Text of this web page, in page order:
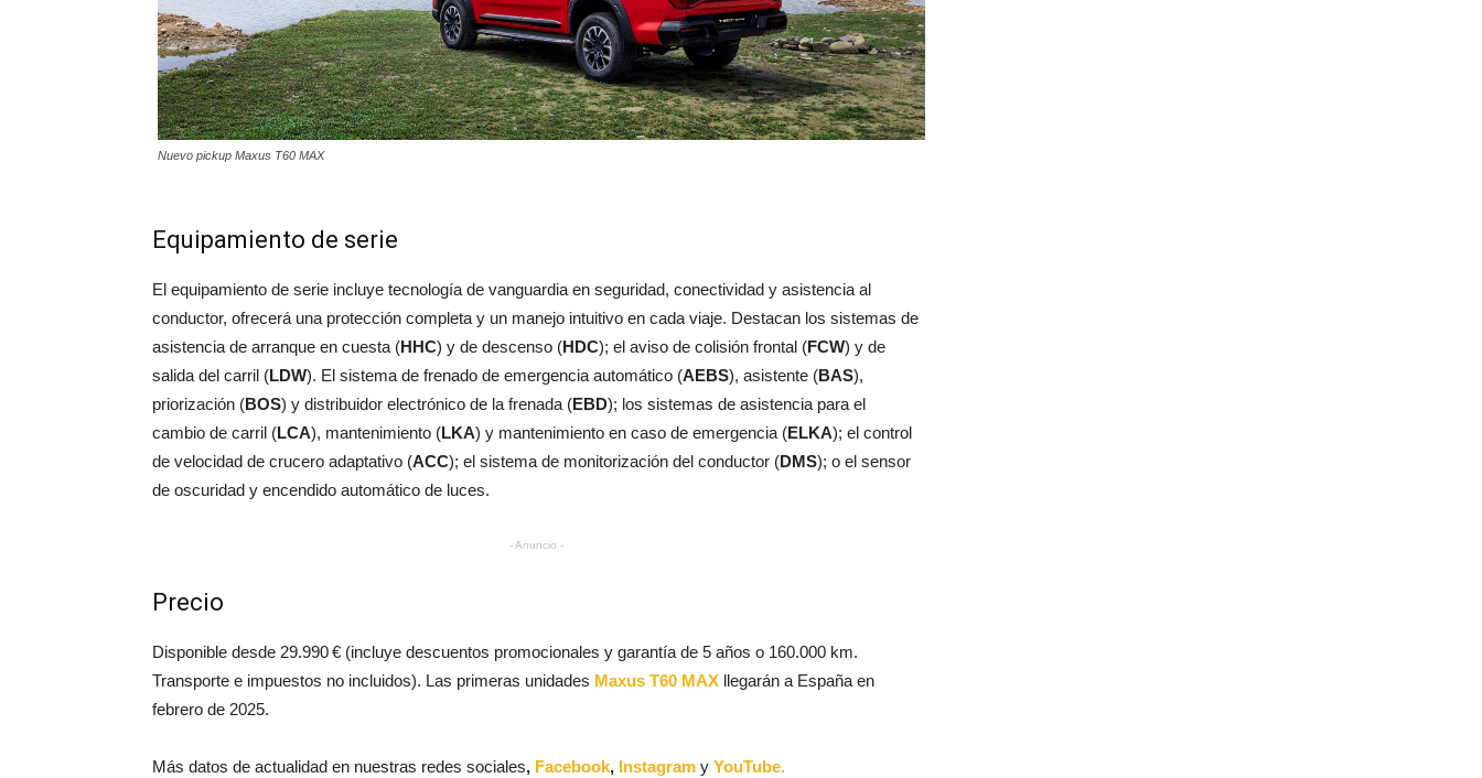
Nuevo pickup Maxus T60 MAX
Equipamiento de serie
El equipamiento de serie incluye tecnología de vanguardia en seguridad, conectividad y asistencia al
conductor, ofrecerá una protección completa y un manejo intuitivo en cada viaje. Destacan los sistemas de
asistencia de arranque en cuesta (HHC) y de descenso (HDC); el aviso de colisión frontal (FCW) y de
salida del carril (LDW). El sistema de frenado de emergencia automático (AEBS), asistente (BAS),
priorización (BOS) y distribuidor electrónico de la frenada (EBD); los sistemas de asistencia para el
cambio de carril (LCA), mantenimiento (LKA) y mantenimiento en caso de emergencia (ELKA); el control
de velocidad de crucero adaptativo (ACC); el sistema de monitorización del conductor (DMS); o el sensor
de oscuridad y encendido automático de luces.
- Anuncio -
Precio
Disponible desde 29.990 € (incluye descuentos promocionales y garantía de 5 años o 160.000 km.
Transporte e impuestos no incluidos). Las primeras unidades Maxus T60 MAX llegarán a España en
febrero de 2025.
Más datos de actualidad en nuestras redes sociales, Facebook, Instagram y YouTube.